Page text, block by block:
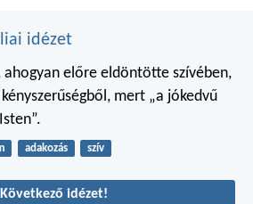
idézet
ahogyan előre eldöntötte szívében,
mert „a jókedvű
adakozás szív
Következő idézet!